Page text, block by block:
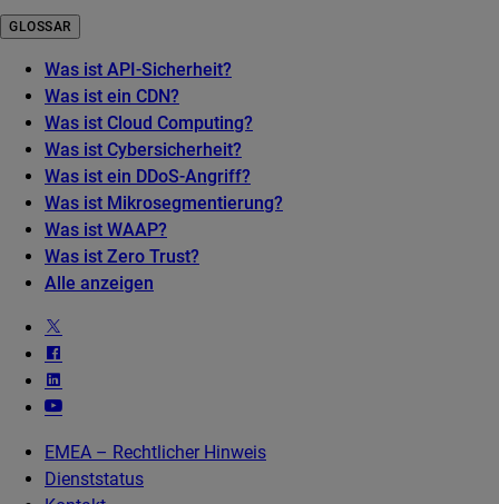
GLOSSAR
Was ist API-Sicherheit?
Was ist ein CDN?
Was ist Cloud Computing?
Was ist Cybersicherheit?
Was ist ein DDoS-Angriff?
Was ist Mikrosegmentierung?
Was ist WAAP?
Was ist Zero Trust?
Alle anzeigen
EMEA – Rechtlicher Hinweis
Dienststatus